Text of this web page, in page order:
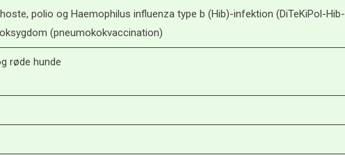
polio og Haemophilus influenza type b (Hib)-infektion (DiTeKiPol-Hib-
(pneumokokvaccination)
røde hunde